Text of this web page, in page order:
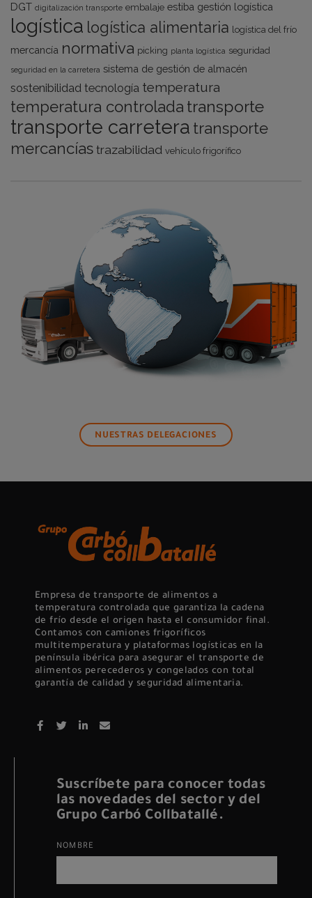
DGT digitalización transporte embalaje estiba gestión logística
logística logística alimentaria logística del frío
mercancía normativa picking planta logística seguridad
seguridad en la carretera sistema de gestión de almacén
sostenibilidad tecnología temperatura
temperatura controlada transporte
transporte carretera transporte
mercancías trazabilidad vehículo frigorífico
NUESTRAS DELEGACIONES
Empresa de transporte de alimentos a
temperatura controlada que garantiza la cadena
de frío desde el origen hasta el consumidor final.
Contamos con camiones frigoríficos
multitemperatura y plataformas logísticas en la
península ibérica para asegurar el transporte de
alimentos perecederos y congelados con total
garantía de calidad y seguridad alimentaria.
Suscríbete para conocer todas
las novedades del sector y del
Grupo Carbó Collbatallé.
NOMBRE